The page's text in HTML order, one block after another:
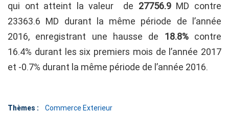
qui ont atteint la valeur de 27756.9MD contre
23363.6 MD durant la même période de l’année
2016, enregistrant une hausse de 18.8%contre
16.4% durant les six premiers mois de l’année 2017
et -0.7% durant la même période de l’année 2016.
Thèmes : Commerce Exterieur